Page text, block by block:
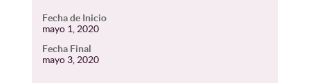
Fecha de Inicio
mayo 1, 2020
Fecha Final
mayo 3, 2020